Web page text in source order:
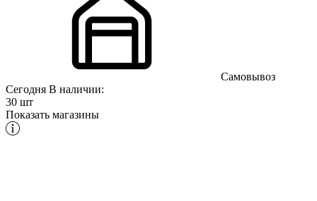
Самовывоз
Сегодня В наличии:
30 шт
Показать магазины